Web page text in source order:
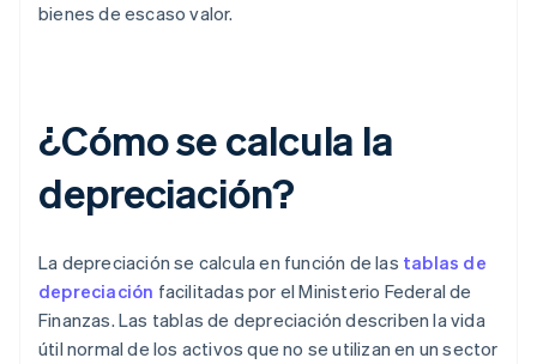
bienes de escaso valor.
¿Cómo se calcula la
depreciación?
La depreciación se calcula en función de las tablas de
depreciación facilitadas por el Ministerio Federal de
Finanzas. Las tablas de depreciación describen la vida
útil normal de los activos que no se utilizan en un sector